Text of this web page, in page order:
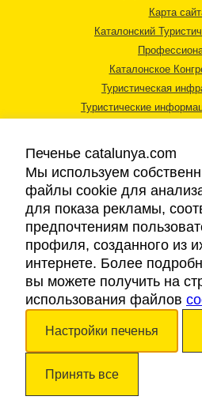
Карта
Каталонский
Каталонское
Туристическая
Туристические
Правовая
Cookies
Авторские права © 2026. Каталонский
Печенье catalunya.com
Мы используем
файлы cookie для
для показа рекламы,
предпочтениям
профиля, созданного из
интернете. Более
вы можете получить на
использования файлов
Настройки печенья
Принять все